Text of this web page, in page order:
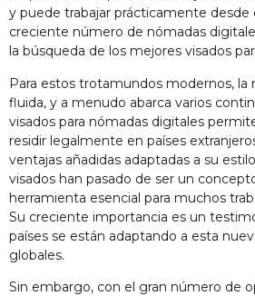
y puede trabajar prácticamente desde
creciente número de nómadas
la búsqueda de los mejores visados
Para estos trotamundos modernos, la
fluida, y a menudo abarca varios
visados para nómadas digitales
residir legalmente en países
ventajas añadidas adaptadas a su
visados han pasado de ser un
herramienta esencial para muchos
Su creciente importancia es un
países se están adaptando a esta
globales.
Sin embargo, con el gran número de